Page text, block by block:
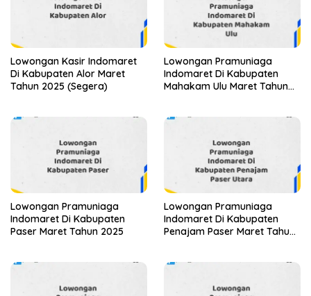
Lowongan Kasir Indomaret
Di Kabupaten Alor Maret
Tahun 2025 (Segera)
Lowongan Pramuniaga
Indomaret Di Kabupaten
Mahakam Ulu Maret Tahun
Lowongan Pramuniaga
Indomaret Di Kabupaten
Paser Maret Tahun 2025
Lowongan Pramuniaga
Indomaret Di Kabupaten
Penajam Paser Maret Tahun